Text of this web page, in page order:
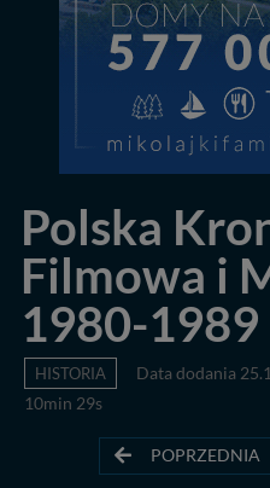
Polska
Filmowa i
1980-1989
HISTORIA Data dodania
10min 29s
POPRZEDNIA